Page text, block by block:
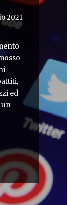
2021
ed
un